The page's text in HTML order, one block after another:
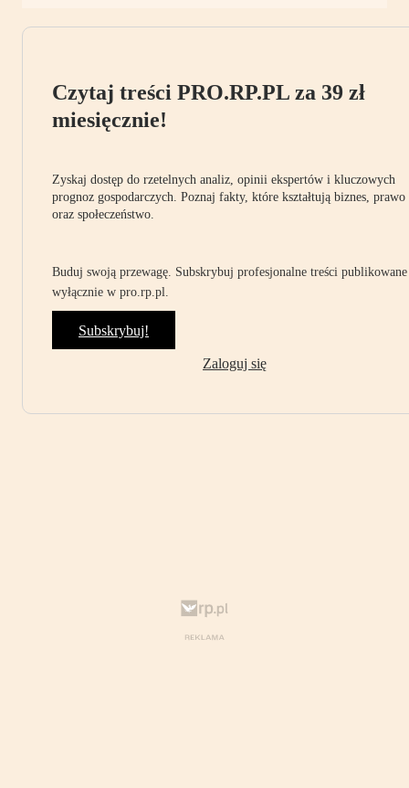
Czytaj treści PRO.RP.PL za 39 zł
miesięcznie!
Zyskaj dostęp do rzetelnych analiz, opinii ekspertów i kluczowych
prognoz gospodarczych. Poznaj fakty, które kształtują biznes, prawo
oraz społeczeństwo.
Buduj swoją przewagę. Subskrybuj profesjonalne treści publikowane
wyłącznie w pro.rp.pl.
Subskrybuj!
Zaloguj się